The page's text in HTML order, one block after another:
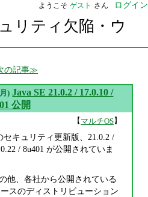
ようこそ ゲスト さん ログイン
リティ欠陥・ウ
の記事
) Java SE 21.0.2 / 17.0.10 /
公開
【マルチOS】
セキュリティ更新版、21.0.2 /
/ 8u401 が公開されていま
他、各社から公開されている
ースのディストリビューション